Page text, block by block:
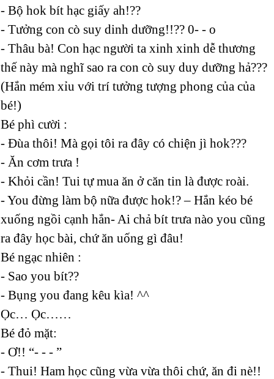
- Bộ hok bít hạc giấy ah!??
- Tưởng con cò suy dinh dưỡng!!?? 0- - o
- Thâu bà! Con hạc người ta xinh xinh dễ thương
thế này mà nghĩ sao ra con cò suy duy dưỡng hả???
(Hắn mém xỉu với trí tưởng tượng phong của của
bé!)
Bé phì cười :
- Đùa thôi! Mà gọi tôi ra đây có chiện jì hok???
- Ăn cơm trưa !
- Khỏi cần! Tui tự mua ăn ở căn tin là được roài.
- You đừng làm bộ nữa được hok!? – Hắn kéo bé
xuống ngồi cạnh hắn- Ai chả bít trưa nào you cũng
ra đây học bài, chứ ăn uống gì đâu!
Bé ngạc nhiên :
- Sao you bít??
- Bụng you đang kêu kìa! ^^
Ọc… Ọc……
Bé đỏ mặt:
- Ơ!! “- - - ”
- Thui! Ham học cũng vừa vừa thôi chứ, ăn đi nè!!